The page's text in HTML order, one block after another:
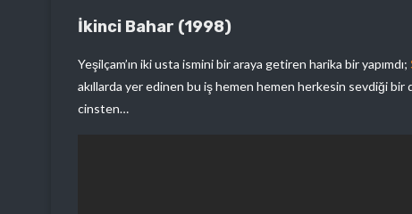
İkinci Bahar (1998)
Yeşilçam’ın iki usta ismini bir araya getiren harika bir yapımdı;
akıllarda yer edinen bu iş hemen hemen herkesin sevdiği bir
cinsten…